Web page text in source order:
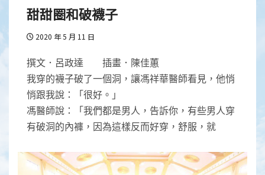
甜甜圈和破襪子
2020 年 5 月 11 日
撰文．呂政達 插畫．陳佳蕙
我穿的襪子破了一個洞，讓馮祥華醫師看見，他悄
悄跟我說：「很好。」
馮醫師說：「我們都是男人，告訴你，有些男人穿
有破洞的內褲，因為這樣反而好穿，舒服，就